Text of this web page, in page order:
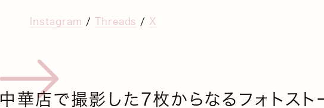
Instagram / Threads / X
中華店で撮影した7枚からなるフォトスト